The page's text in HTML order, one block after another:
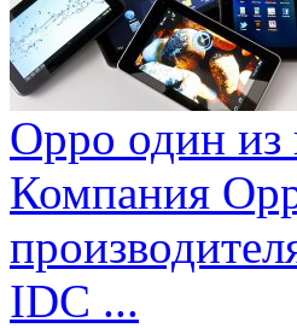
Oppo один
Компания
IDC ...